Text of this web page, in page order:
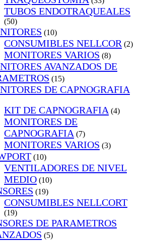
TUBOS ENDOTRAQUEALES
(50)
(10)
CONSUMIBLES NELLCOR (2)
MONITORES VARIOS (8)
AVANZADOS DE
(15)
DE CAPNOGRAFIA
KIT DE CAPNOGRAFIA (4)
MONITORES DE
CAPNOGRAFIA (7)
MONITORES VARIOS (3)
(10)
VENTILADORES DE NIVEL
MEDIO (10)
(19)
CONSUMIBLES NELLCORT
(19)
DE PARAMETROS
(5)